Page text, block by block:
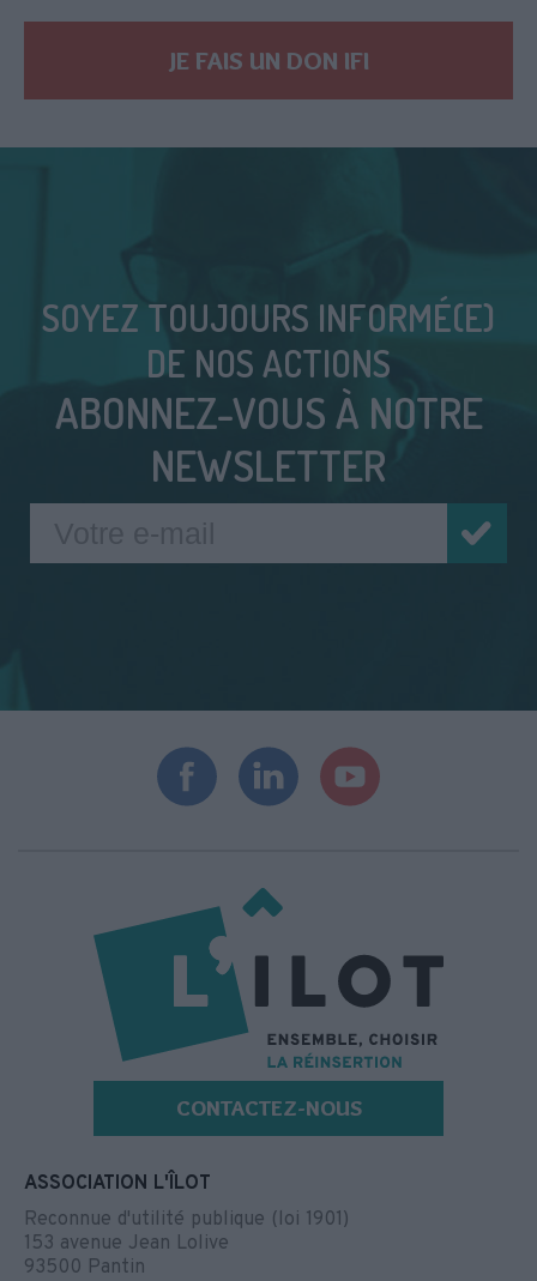
JE FAIS UN DON IFI
SOYEZ TOUJOURS INFORMÉ(E)
DE NOS ACTIONS
ABONNEZ-VOUS À NOTRE
NEWSLETTER
CONTACTEZ-NOUS
ASSOCIATION L'ÎLOT
Reconnue d'utilité publique (loi 1901)
153 avenue Jean Lolive
93500 Pantin